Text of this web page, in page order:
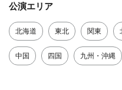
公演エリア
北海道 東北 関東
中国 四国 九州・沖縄